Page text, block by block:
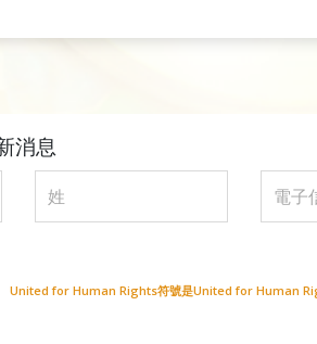
消息
United for Human Rights符號是United for Human